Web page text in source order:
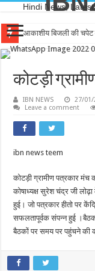
Hindi News,
आकाशीय बिजली की
कोटड़ी
IBN NEWS 27/01/
Leave a comment
ibn news teem
कोटड़ी ग्रामीण पत्रकार मंच
कोषाध्यक्ष सुरेश चंद्र जी
हुई। जो पत्रकार हीतो पर
सफलतापूर्वक संपन्न हुई
बैठकों पर समय पर पहुंचने की